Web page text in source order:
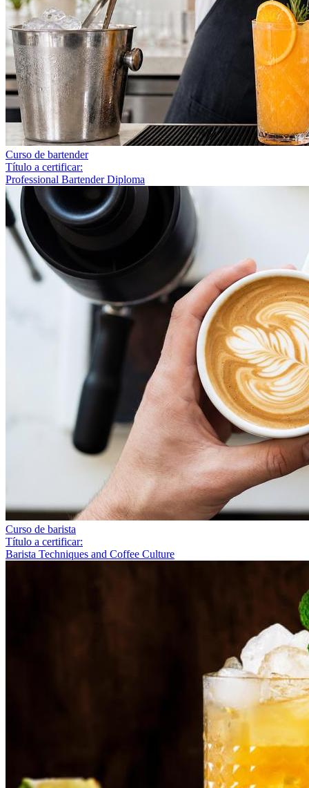
Curso de bartender
Título a certificar:
Professional Bartender Diploma
Curso de barista
Título a certificar:
Barista Techniques and Coffee Culture